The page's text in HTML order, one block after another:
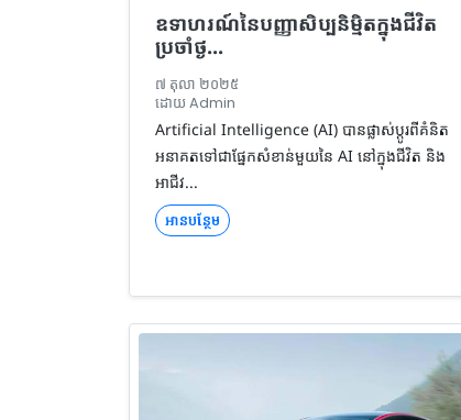
ឧទាហរណ៍នៃបញ្ញាសិប្បនិម្មិតក្នុងជីវិត
ប្រចាំថ្ង...
៧ តុលា ២០២៥
ដោយ Admin
Artificial Intelligence (AI) បានផ្លាស់ប្តូរពីគំនិត
អនាគតទៅជាផ្នែកសំខាន់មួយនៃ AI នៅក្នុងជីវិត និង
អាជីវ...
អានបន្ថែម